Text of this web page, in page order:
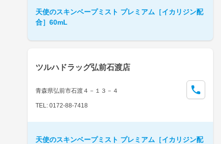
天使のスキンベープミスト プレミアム［イカリジン配
合］60mL
ツルハドラッグ弘前石渡店
青森県弘前市石渡４－１３－４
TEL: 0172-88-7418
天使のスキンベープミスト プレミアム［イカリジン配